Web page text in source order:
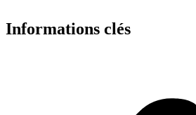
Informations clés